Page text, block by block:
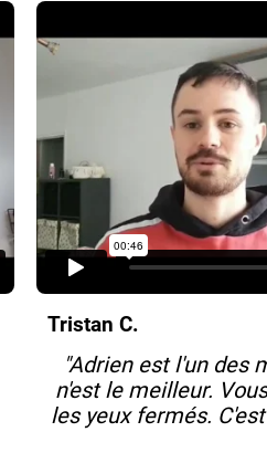
Tristan C.
"Adrien est l'un des
n'est le meilleur.
les yeux fermés.